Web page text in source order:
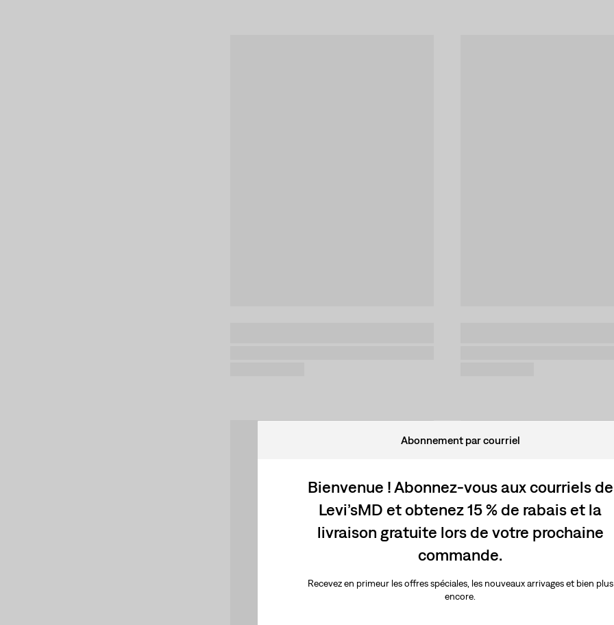
Abonnement par courriel
Bienvenue ! Abonnez-vous aux courriels de
Levi’sMD et obtenez 15 % de rabais et la
livraison gratuite lors de votre prochaine
commande.
Recevez en primeur les offres spéciales, les nouveaux arrivages et bien plus
encore.